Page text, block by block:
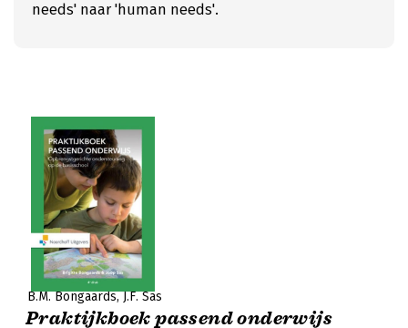
needs' naar 'human needs'.
B.M. Bongaards J.F. Sas
Praktijkboek passend onderwijs